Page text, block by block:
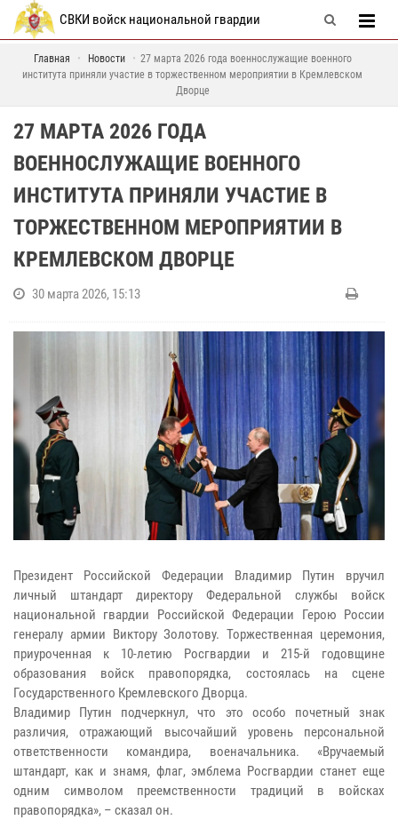
СВКИ войск национальной гвардии
Главная Новости
27 марта 2026 года военнослужащие военного
института приняли участие в торжественном мероприятии в Кремлевском
Дворце
27 МАРТА 2026 ГОДА
ВОЕННОСЛУЖАЩИЕ ВОЕННОГО
ИНСТИТУТА ПРИНЯЛИ УЧАСТИЕ В
ТОРЖЕСТВЕННОМ МЕРОПРИЯТИИ В
КРЕМЛЕВСКОМ ДВОРЦЕ
30 марта 2026, 15:13
Президент Российской Федерации Владимир Путин вручил
личный штандарт директору Федеральной службы войск
национальной гвардии Российской Федерации Герою России
генералу армии Виктору Золотову. Торжественная церемония,
приуроченная к 10-летию Росгвардии и 215-й годовщине
образования войск правопорядка, состоялась на сцене
Государственного Кремлевского Дворца.
Владимир Путин подчеркнул, что это особо почетный знак
различия, отражающий высочайший уровень персональной
ответственности командира, военачальника. «Вручаемый
штандарт, как и знамя, флаг, эмблема Росгвардии станет еще
одним символом преемственности традиций в войсках
правопорядка», – сказал он.